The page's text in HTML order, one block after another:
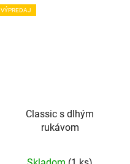
VÝPREDAJ
Classic s dlhým
rukávom